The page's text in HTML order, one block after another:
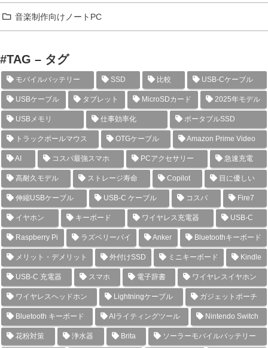
音楽制作向けノートPC
#TAG – タグ
モバイルバッテリー SSD 比較 USB-Cケーブル
USBケーブル タブレット MicroSDカード 2025年モデル
USBメモリ 仕事効率化 ポータブルSSD
トラックボールマウス OTGケーブル Amazon Prime Video
AI コスパ最強スマホ PCアクセサリー 急速充電
高耐久モデル ストレージ寿命 Copilot 目に優しい
伸縮USBケーブル USB-C ケーブル コスパ Fire7
イヤホン キーボード ワイヤレス充電器 USB-C
Raspberry Pi ラズベリーパイ Anker Bluetoothキーボード
メリット・デメリット 外付けSSD ミニキーボード Kindle
USB-C 充電器 スマホ 電子辞書 ワイヤレスイヤホン
ワイヤレスヘッドホン Lightningケーブル ガジェットポーチ
Bluetooth キーボード AIライティングツール Nintendo Switch
花粉対策 浄水器 Brita ソーラーモバイルバッテリー